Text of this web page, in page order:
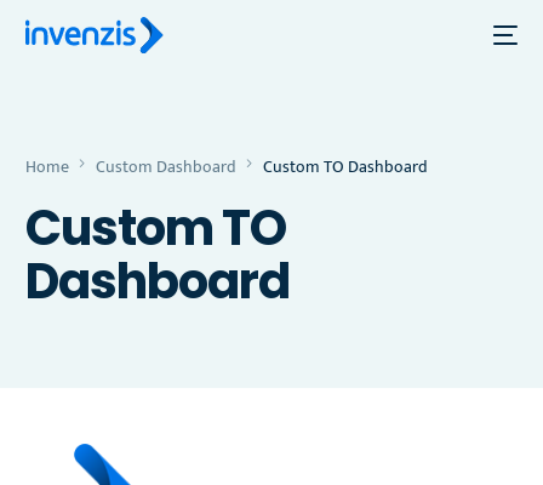
Home Custom Dashboard Custom TO Dashboard
Custom TO
Dashboard